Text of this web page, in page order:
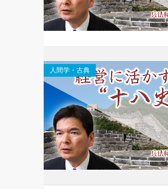
人間学・古典